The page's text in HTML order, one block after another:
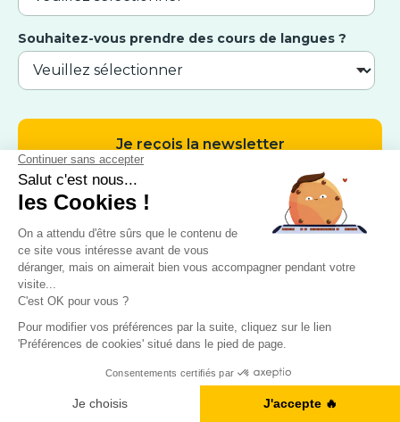
Souhaitez-vous prendre des cours de langues ?
Obtenez votre Ebook gratuit
Je télécharge notre guide
CONTACT
9 Avenue Michelet, 93400 Saint-Ouen
Nous appeler : 01 88 32 79 92